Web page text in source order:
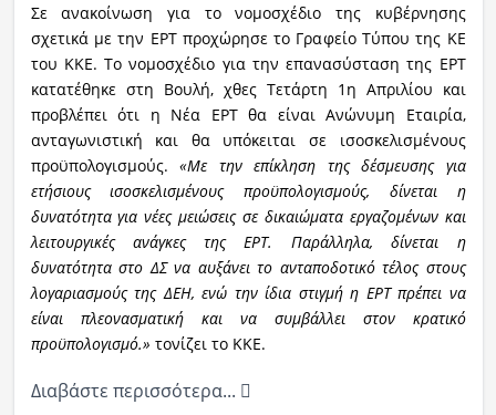
Σε ανακοίνωση για το νομοσχέδιο της κυβέρνησης
σχετικά με την ΕΡΤ προχώρησε το Γραφείο Τύπου της ΚΕ
του ΚΚΕ. Το νομοσχέδιο για την επανασύσταση της ΕΡΤ
κατατέθηκε στη Βουλή, χθες Τετάρτη 1η Απριλίου και
προβλέπει ότι η Νέα ΕΡΤ θα είναι Ανώνυμη Εταιρία,
ανταγωνιστική και θα υπόκειται σε ισοσκελισμένους
προϋπολογισμούς. «Με την επίκληση της δέσμευσης για
ετήσιους ισοσκελισμένους προϋπολογισμούς, δίνεται η
δυνατότητα για νέες μειώσεις σε δικαιώματα εργαζομένων και
λειτουργικές ανάγκες της ΕΡΤ. Παράλληλα, δίνεται η
δυνατότητα στο ΔΣ να αυξάνει το ανταποδοτικό τέλος στους
λογαριασμούς της ΔΕΗ, ενώ την ίδια στιγμή η ΕΡΤ πρέπει να
είναι πλεονασματική και να συμβάλλει στον κρατικό
προϋπολογισμό.» τονίζει το ΚΚΕ.
Διαβάστε περισσότερα...